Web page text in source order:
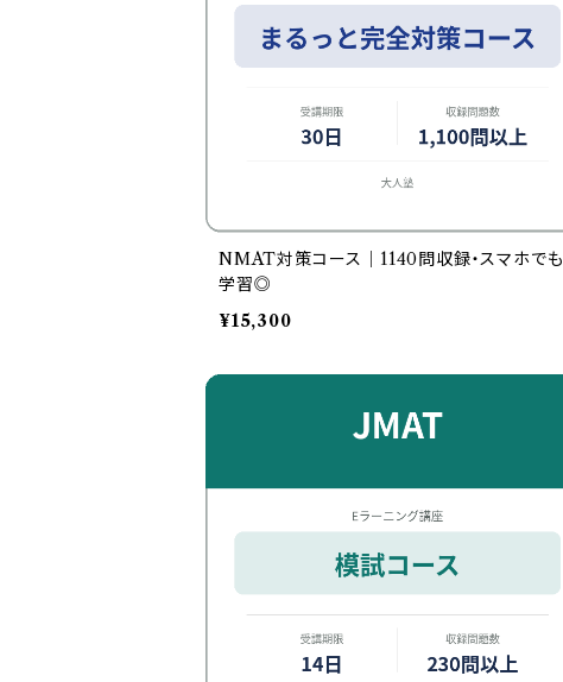
NMAT対策コース｜1140問収録・スマホでも
学習◎
¥15,300